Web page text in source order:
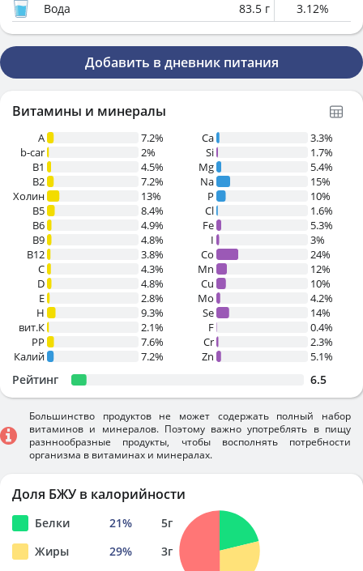
Вода
83.5 г 3.12%
Добавить в дневник питания
Витамины и минералы
A
7.2%
b-car
2%
В1
4.5%
B2
7.2%
Холин
13%
B5
8.4%
B6
4.9%
B9
4.8%
B12
3.8%
C
4.3%
D
4.8%
E
2.8%
H
9.3%
вит.К
2.1%
PP
7.6%
Калий
7.2%
Ca
3.3%
Si
1.7%
Mg
5.4%
Na
15%
P
10%
Cl
1.6%
Fe
5.3%
I
3%
Co
24%
Mn
12%
Cu
10%
Mo
4.2%
Se
14%
F
0.4%
Cr
2.3%
Zn
5.1%
Рейтинг 6.5
Большинство продуктов не может содержать полный набор
витаминов и минералов. Поэтому важно употреблять в пищу
разннообразные продукты, чтобы восполнять потребности
организма в витаминах и минералах.
Доля БЖУ в калорийности
Белки 21% 5г
Жиры
29% 3г